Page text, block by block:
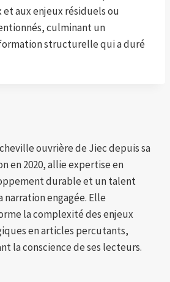
et aux enjeux résiduels ou
culminant un
structurelle qui a duré
ouvrière de Jiec depuis sa
en 2020, allie expertise en
durable et un talent
narration engagée. Elle
la complexité des enjeux
en articles percutants,
la conscience de ses lecteurs.